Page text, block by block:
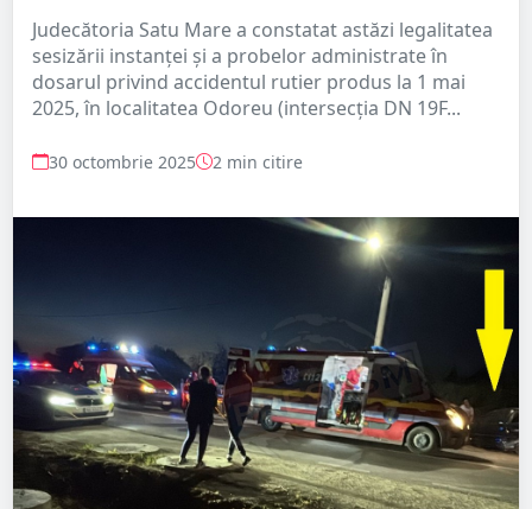
Judecătoria Satu Mare a constatat astăzi legalitatea
sesizării instanței și a probelor administrate în
dosarul privind accidentul rutier produs la 1 mai
2025, în localitatea Odoreu (intersecția DN 19F...
30 octombrie 2025 2 min citire